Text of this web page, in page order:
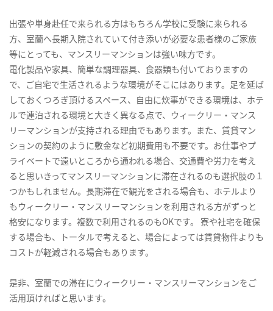
出張や単身赴任で来られる方はもちろん学校に受験に来られる
方、室蘭へ長期入院されていて付き添いが必要な患者様のご家族
等にとっても、マンスリーマンションは強い味方です。
電化製品や家具、簡単な調理器具、食器類も付いておりますの
で、ご自宅で生活されるような環境がそこにはあります。足を延ば
しておくつろぎ頂けるスペース、自由に炊事ができる環境は、ホテ
ルで連泊される環境と大きく異なる点で、ウィークリー・マンス
リーマンションが支持される理由でもあります。また、賃貸マン
ションの契約のように敷金など初期費用も不要です。お仕事やプ
ライベートで遠いところから通われる場合、交通費や労力を考え
ると思いきってマンスリーマンションに滞在されるのも選択肢の１
つかもしれません。長期滞在で観光をされる場合も、ホテルより
もウィークリー・マンスリーマンションを利用される方がずっと
格安になります。複数で利用されるのもOKです。 寮や社宅を確保
する場合も、トータルで考えると、場合によっては賃貸物件よりも
コストが軽減される場合もあります。
是非、室蘭での滞在にウィークリー・マンスリーマンションをご
活用頂ければと思います。